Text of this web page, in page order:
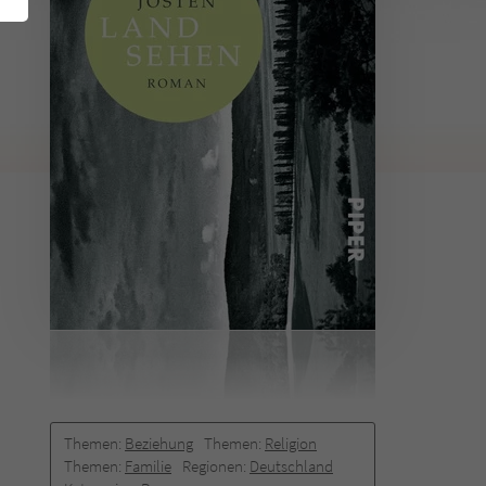
Themen: Beziehung Themen: Religion
Themen: Familie Regionen: Deutschland